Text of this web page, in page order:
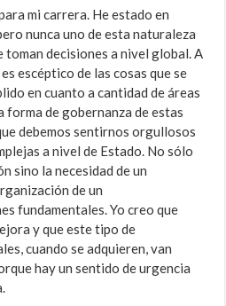
mi carrera. He estado en
nunca uno de esta naturaleza
decisiones a nivel global. A
escéptico de las cosas que se
en cuanto a cantidad de áreas
forma de gobernanza de estas
debemos sentirnos orgullosos
a nivel de Estado. No sólo
sino la necesidad de un
de un
fundamentales. Yo creo que
y que este tipo de
cuando se adquieren, van
hay un sentido de urgencia